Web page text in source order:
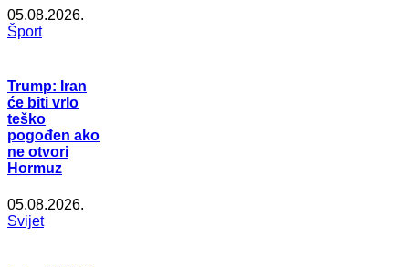
05.08.2026.
Šport
Trump: Iran
će biti vrlo
teško
pogođen ako
ne otvori
Hormuz
05.08.2026.
Svijet